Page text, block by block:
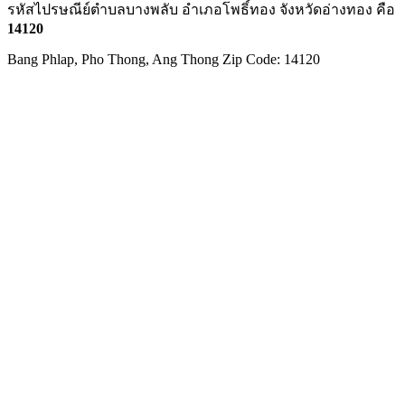
รหัสไปรษณีย์ตำบลบางพลับ อำเภอโพธิ์ทอง จังหวัดอ่างทอง คือ
14120
Bang Phlap, Pho Thong, Ang Thong Zip Code: 14120